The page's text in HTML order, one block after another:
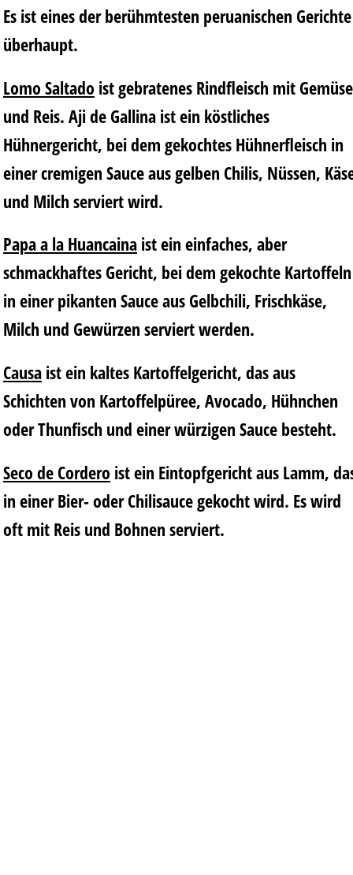
Es ist eines der berühmtesten peruanischen Gerichte
überhaupt.
Lomo Saltado ist gebratenes Rindfleisch mit Gemüse
und Reis. Aji de Gallina ist ein köstliches
Hühnergericht, bei dem gekochtes Hühnerfleisch in
einer cremigen Sauce aus gelben Chilis, Nüssen,
und Milch serviert wird.
Papa a la Huancaina ist ein einfaches, aber
schmackhaftes Gericht, bei dem gekochte Kartoffeln
in einer pikanten Sauce aus Gelbchili, Frischkäse,
Milch und Gewürzen serviert werden.
Causa ist ein kaltes Kartoffelgericht, das aus
Schichten von Kartoffelpüree, Avocado, Hühnchen
oder Thunfisch und einer würzigen Sauce besteht.
Seco de Cordero ist ein Eintopfgericht aus Lamm,
in einer Bier- oder Chilisauce gekocht wird. Es wird
oft mit Reis und Bohnen serviert.